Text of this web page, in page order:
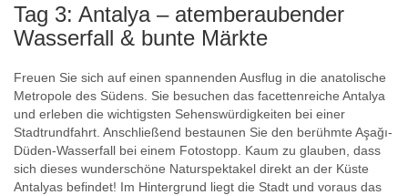
Tag 3: Antalya – atemberaubender
Wasserfall & bunte Märkte
Freuen Sie sich auf einen spannenden Ausflug in die anatolische
Metropole des Südens. Sie besuchen das facettenreiche Antalya
und erleben die wichtigsten Sehenswürdigkeiten bei einer
Stadtrundfahrt. Anschließend bestaunen Sie den berühmte Aşağı-
Düden-Wasserfall bei einem Fotostopp. Kaum zu glauben, dass
sich dieses wunderschöne Naturspektakel direkt an der Küste
Antalyas befindet! Im Hintergrund liegt die Stadt und voraus das